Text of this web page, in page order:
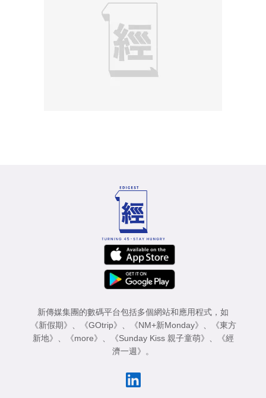
新傳媒集團的數碼平台包括多個網站和應用程式，如
《新假期》
《GOtrip》 《NM+新Monday》
《東方
新地》
《more》 《Sunday Kiss 親子童萌》
《經
濟一週》
。